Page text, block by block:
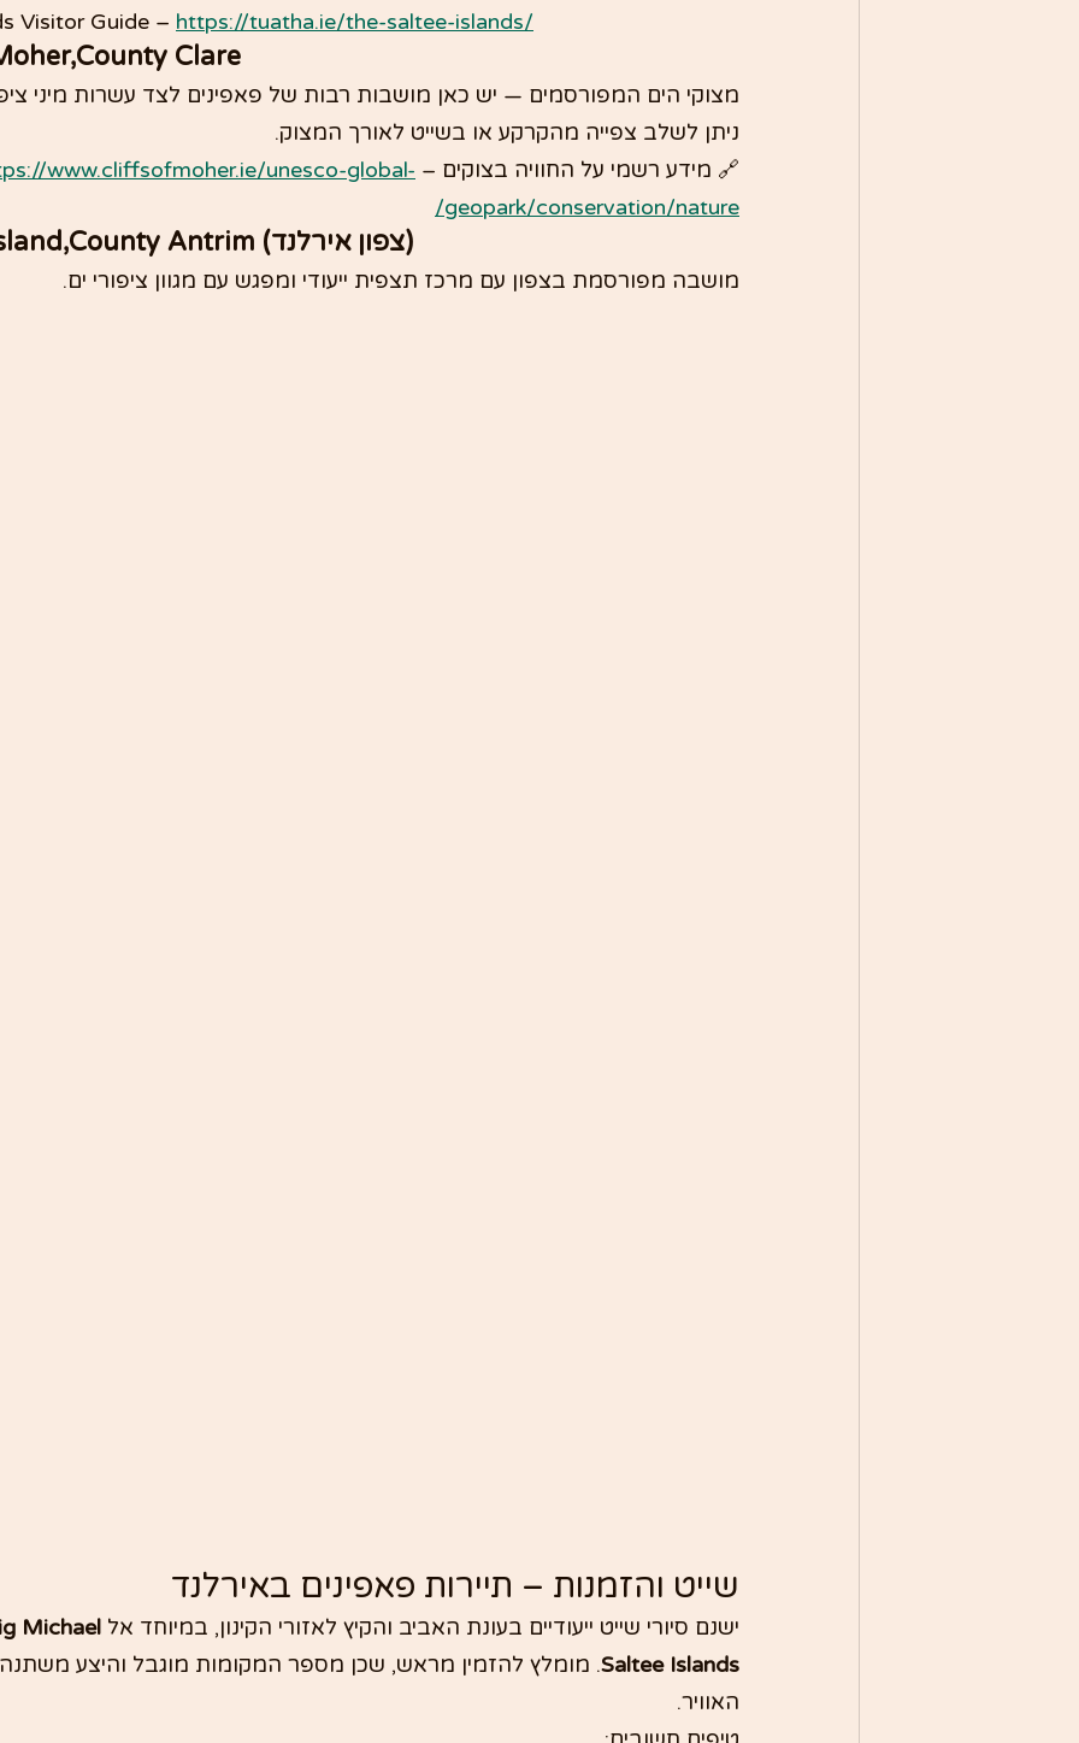
Visitor Guide – https://tuatha.ie/the-saltee-islands/
Clare
מצוקי הים המפורסמים — יש כאן מושבות רבות של פאפינים לצד עשרות מיני
ניתן לשלב צפייה מהקרקע או בשייט לאורך המצוק.
🔗 מידע רשמי על החוויה בצוקים – www.cliffsofmoher.ie/unesco-global-
geopark/conservation/nature/
4. Rathlin Island,County Antrim (צפון אירלנד)
מושבה מפורסמת בצפון עם מרכז תצפית ייעודי ומפגש עם מגוון ציפורי ים.
שייט והזמנות – תיירות פאפינים באירלנד
ישנם סיורי שייט ייעודיים בעונת האביב והקיץ לאזורי הקינון, במיוחד אל Michael
Saltee Islands. מומלץ להזמין מראש, שכן מספר המקומות מוגבל והיצע
האוויר.